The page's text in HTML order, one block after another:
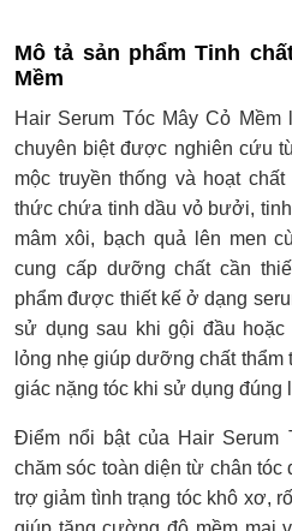
Mô tả sản phẩm Tinh
Mềm
Hair Serum Tóc Mây Cỏ
chuyên biệt được nghiên cứu
mộc truyền thống và hoạt
thức chứa tinh dầu vỏ bưởi,
mâm xôi, bạch quả lên men
cung cấp dưỡng chất cần
phẩm được thiết kế ở dạng
sử dụng sau khi gội đầu
lỏng nhẹ giúp dưỡng chất thẩm
giác nặng tóc khi sử dụng đúng
Điểm nổi bật của Hair Serum
chăm sóc toàn diện từ chân tóc
trợ giảm tình trạng tóc khô xơ,